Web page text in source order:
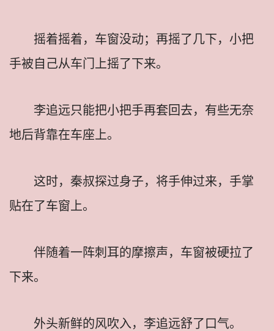
摇着摇着，车窗没动；再摇了几下，小把
手被自己从车门上摇了下来。
李追远只能把小把手再套回去，有些无奈
地后背靠在车座上。
这时，秦叔探过身子，将手伸过来，手掌
贴在了车窗上。
伴随着一阵刺耳的摩擦声，车窗被硬拉了
下来。
外头新鲜的风吹入，李追远舒了口气。